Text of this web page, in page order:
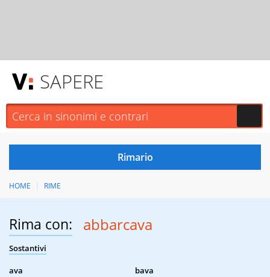
SAPERE
HOME RIME
Rima con: abbarcava
Sostantivi
ava
bava